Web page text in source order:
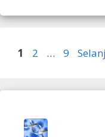
Halaman
1 Halaman
2 … Halaman
9